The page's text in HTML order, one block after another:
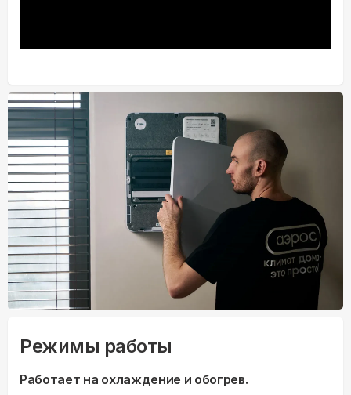
Режимы работы
Работает на охлаждение и обогрев.